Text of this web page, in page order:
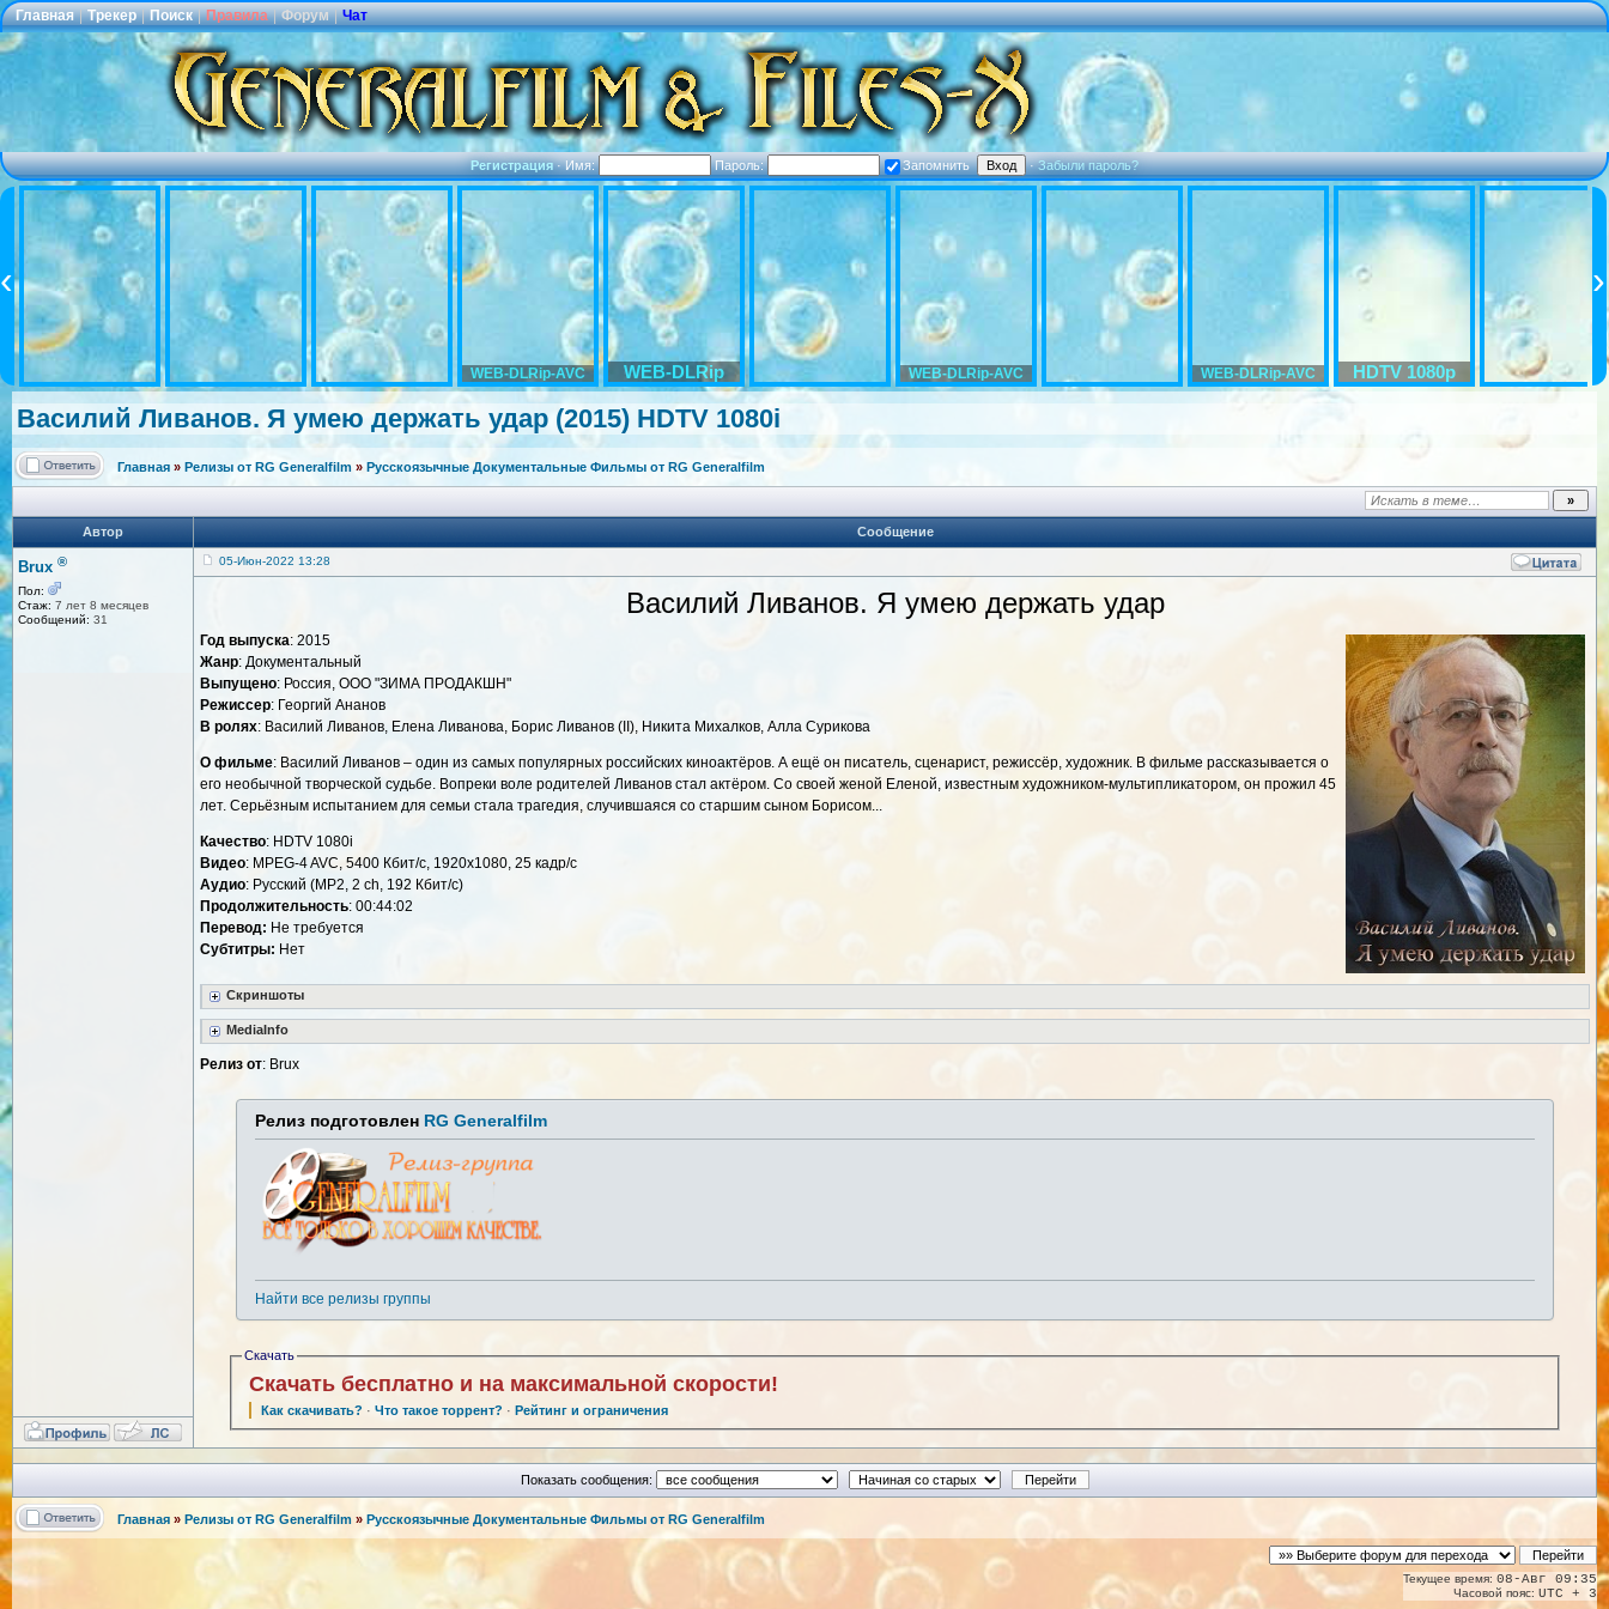
Главная | Трекер | Поиск | Правила | Форум | Чат
Регистрация·Имя: Пароль: Запомнить ·Забыли пароль?
WEB-DLRip-AVC WEB-DLRip WEB-DLRip-AVC WEB-DLRip-AVC HDTV 1080p
Василий Ливанов. Я умею держать удар (2015) HDTV 1080i
Главная » Релизы от RG Generalfilm » Русскоязычные Документальные Фильмы от RG Generalfilm
Автор Сообщение
Brux ®
Пол:
Стаж: 7 лет 8 месяцев
Сообщений: 31
05-Июн-2022 13:28
Василий Ливанов. Я умею держать удар
Год выпуска: 2015
Жанр: Документальный
Выпущено: Россия, ООО "ЗИМА ПРОДАКШН"
Режиссер: Георгий Ананов
В ролях: Василий Ливанов, Елена Ливанова, Борис Ливанов (II), Никита Михалков, Алла Сурикова
О фильме: Василий Ливанов – один из самых популярных российских киноактёров. А ещё он писатель, сценарист, режиссёр, художник. В фильме рассказывается о
его необычной творческой судьбе. Вопреки воле родителей Ливанов стал актёром. Со своей женой Еленой, известным художником-мультипликатором, он прожил 45
лет. Серьёзным испытанием для семьи стала трагедия, случившаяся со старшим сыном Борисом...
Качество: HDTV 1080i
Видео: MPEG-4 AVC, 5400 Кбит/с, 1920x1080, 25 кадр/с
Аудио: Русский (MP2, 2 ch, 192 Кбит/с)
Продолжительность: 00:44:02
Перевод: Не требуется
Субтитры: Нет
Скриншоты
MediaInfo
Релиз от: Brux
Релиз подготовлен RG Generalfilm
Найти все релизы группы
Скачать
Скачать бесплатно и на максимальной скорости!
Как скачивать? ·Что такое торрент? · Рейтинг и ограничения
Показать сообщения:
Главная » Релизы от RG Generalfilm » Русскоязычные Документальные Фильмы от RG Generalfilm
Текущее время: 08-Авг 09:35
Часовой пояс: UTC + 3